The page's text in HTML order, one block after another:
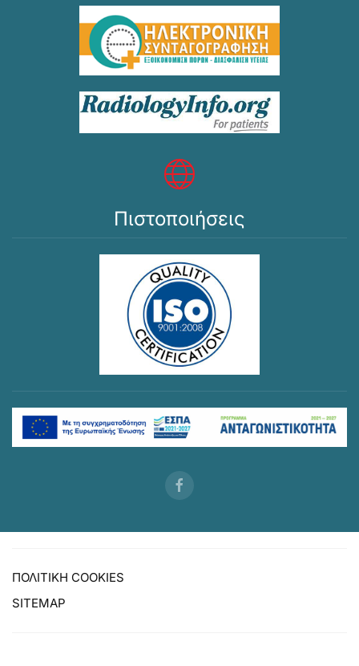
Πιστοποιήσεις
ΠΟΛΙΤΙΚΗ COOKIES
SITEMAP